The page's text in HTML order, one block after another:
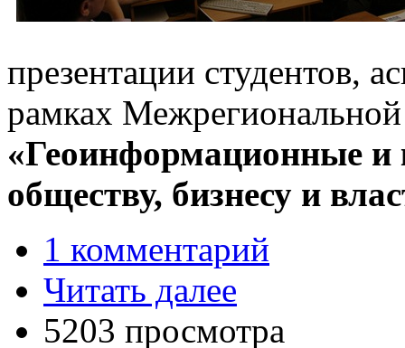
презентации студентов,
рамках
«Геоинформационные и
обществу, бизнесу и
1 комментарий
Читать далее
5203 просмотра